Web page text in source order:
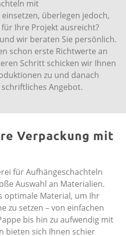
mit
überlegen jedoch,
Ihre Projekt ausreicht?
wir beraten Sie persönlich.
schon erste Richtwerte an
Schritt schicken wir Ihnen
zu und danach
Angebot.
Verpackung mit
für Aufhängeschachteln
Auswahl an Materialien.
optimale Material, um Ihr
zu setzen – von einfachen
bis hin zu aufwendig mit
bieten sich Ihnen schier